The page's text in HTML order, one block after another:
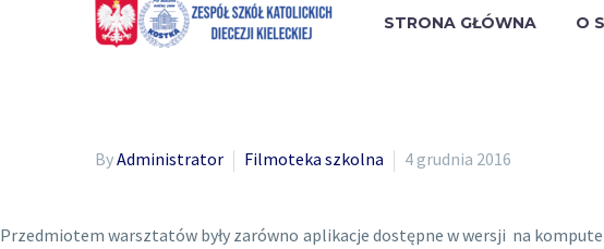
STRONA GŁÓWNA O
ByAdministrator Filmoteka szkolna 4 grudnia 2016
Przedmiotem warsztatów były zarówno aplikacje dostępne w wersji na